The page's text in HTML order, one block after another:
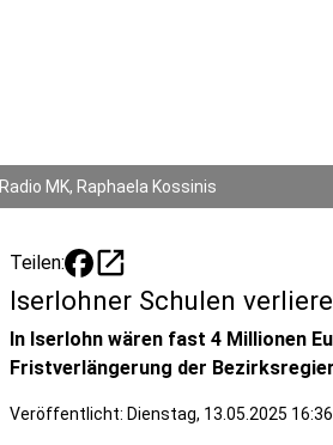
Radio MK, Raphaela Kossinis
Teilen: open_in_new
Iserlohner Schulen
In Iserlohn wären fast 4 Millionen
Fristverlängerung der
Veröffentlicht: Dienstag, 13.05.2025 16:36